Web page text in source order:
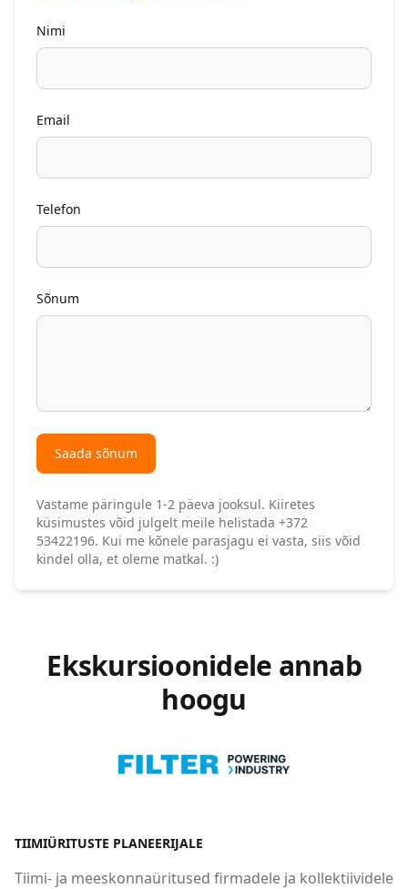
Nimi
Email
Telefon
Sõnum
Saada sõnum
Vastame päringule 1-2 päeva jooksul. Kiiretes
küsimustes võid julgelt meile helistada +372
53422196. Kui me kõnele parasjagu ei vasta, siis võid
kindel olla, et oleme matkal. :)
Ekskursioonidele annab
hoogu
TIIMIÜRITUSTE PLANEERIJALE
Tiimi- ja meeskonnaüritused firmadele ja kollektiividele